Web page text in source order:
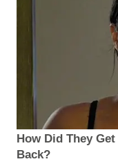
How Did They Get
Back?